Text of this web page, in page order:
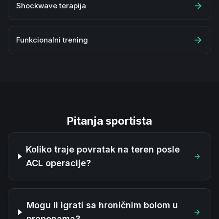
Shockwave terapija
Funkcionalni trening
Pitanja sportista
Koliko traje povratak na teren posle
ACL operacije?
Mogu li igrati sa hroničnim bolom u